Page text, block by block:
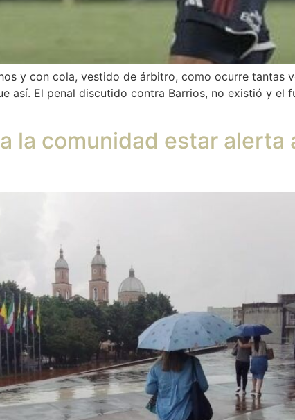
y con cola, vestido de árbitro, como ocurre tantas
así. El penal discutido contra Barrios, no existió y el
la comunidad estar